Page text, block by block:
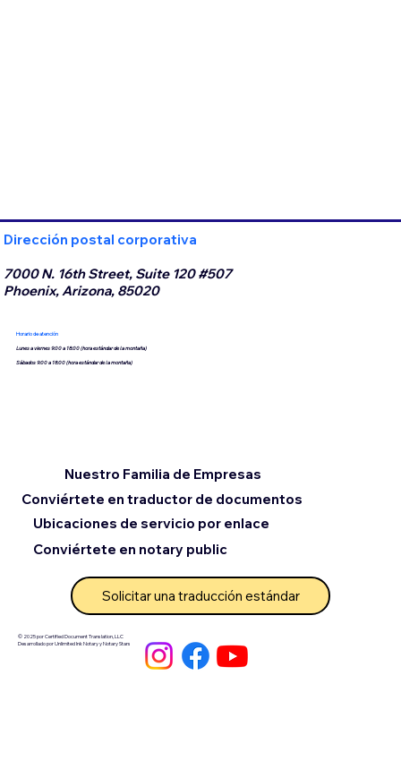
Dirección postal corporativa
7000 N. 16th Street, Suite 120 #507
Phoenix, Arizona, 85020
Horario de atención
Lunes a viernes 9:00 a 18:00 (hora estándar de la montaña)
Sábados 9:00 a 18:00 (hora estándar de la montaña)
© 2025 por Certified Document Translation, LLC
Desarrollado por Unlimited Ink Notary y Notary Stars
Conviértete en traductor de documentos
Ubicaciones de servicio por enlace
Nuestro Familia de Empresas
Conviértete en notary public
Solicitar una traducción estándar